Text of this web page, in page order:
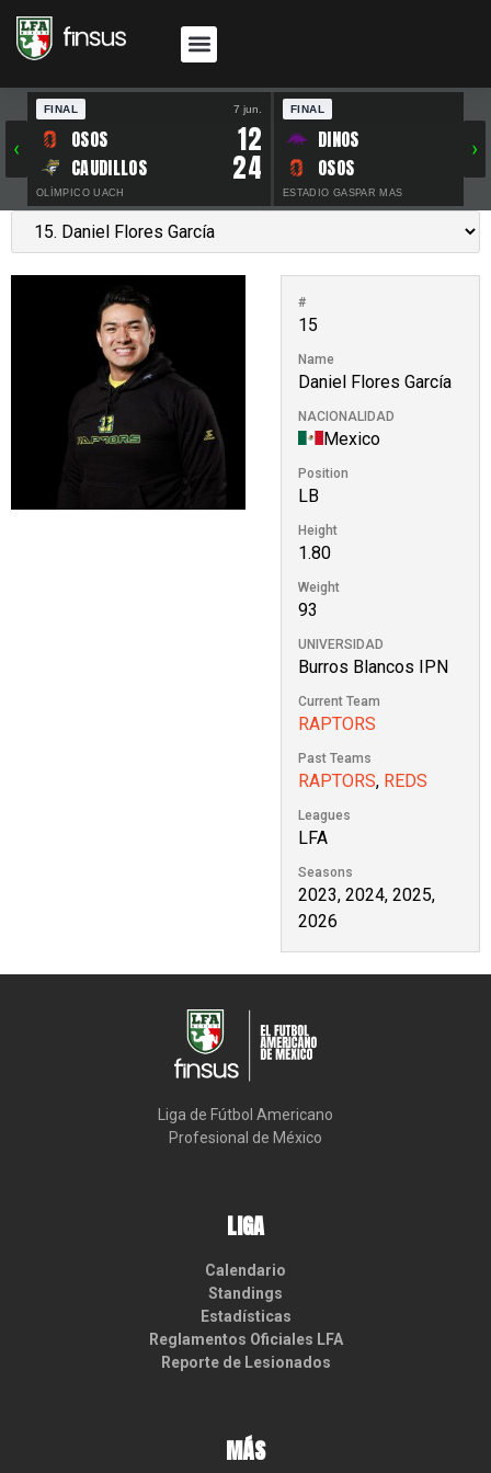
‹
FINAL 7 jun.
OSOS 12
CAUDILLOS 24
OLÍMPICO UACH
FINAL
DINOS
OSOS
ESTADIO GASPAR MAS
›
#
15
Name
Daniel Flores García
NACIONALIDAD
Mexico
Position
LB
Height
1.80
Weight
93
UNIVERSIDAD
Burros Blancos IPN
Current Team
RAPTORS
Past Teams
RAPTORS, REDS
Leagues
LFA
Seasons
2023, 2024, 2025,
2026
Liga de Fútbol Americano
Profesional de México
LIGA
Calendario
Standings
Estadísticas
Reglamentos Oficiales LFA
Reporte de Lesionados
MÁS